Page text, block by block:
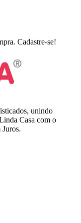
Cadastre-se!
unindo
Casa com o